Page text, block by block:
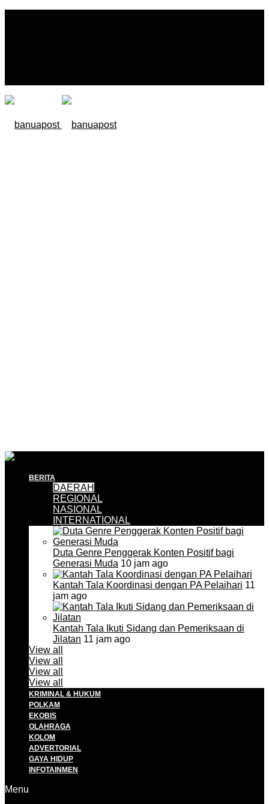
BERITA
DAERAH
REGIONAL
NASIONAL
INTERNATIONAL
Duta Genre Penggerak Konten Positif bagi
Generasi Muda 10 jam ago
Kantah Tala Koordinasi dengan PA Pelaihari 11
jam ago
Kantah Tala Ikuti Sidang dan Pemeriksaan di
Jilatan 11 jam ago
View all
View all
View all
View all
KRIMINAL & HUKUM
POLKAM
EKOBIS
OLAHRAGA
KOLOM
ADVERTORIAL
GAYA HIDUP
INFOTAINMEN
Menu